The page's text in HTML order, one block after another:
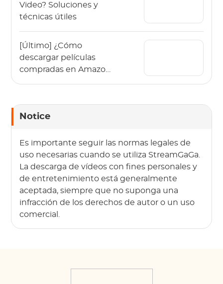
Video? Soluciones y
técnicas útiles
[Último] ¿Cómo
descargar películas
compradas en Amazon
Notice
Es importante seguir las normas legales de
uso necesarias cuando se utiliza StreamGaGa.
La descarga de vídeos con fines personales y
de entretenimiento está generalmente
aceptada, siempre que no suponga una
infracción de los derechos de autor o un uso
comercial.